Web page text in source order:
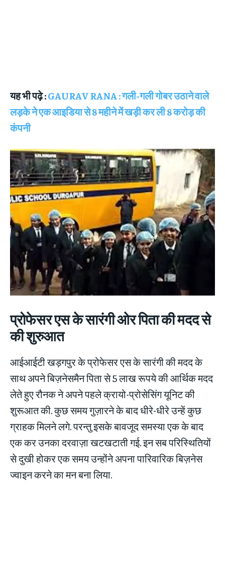
यह भी पढ़े :GAURAV RANA : गली-गली गोबर उठाने वाले
लड़के ने एक आइडिया से 8 महीने में खड़ी कर ली 8 करोड़ की
कंपनी
प्रोफेसर एस के सारंगी ओर पिता की मदद से
की शुरुआत
आईआईटी खड़गपुर के प्रोफेसर एस के सारंगी की मदद के
साथ अपने बिज़नेसमैन पिता से 5 लाख रूपये की आर्थिक मदद
लेते हुए रौनक ने अपने पहले क्रायो-प्रोसेसिंग यूनिट की
शुरूआत की. कुछ समय गुज़ारने के बाद धीरे-धीरे उन्हें कुछ
ग्राहक मिलने लगे. परन्तु इसके बावजूद समस्या एक के बाद
एक कर उनका दरवाज़ा खटखटाती गई. इन सब परिस्थितियों
से दुखी होकर एक समय उन्होंने अपना पारिवारिक बिज़नेस
ज्वाइन करने का मन बना लिया.